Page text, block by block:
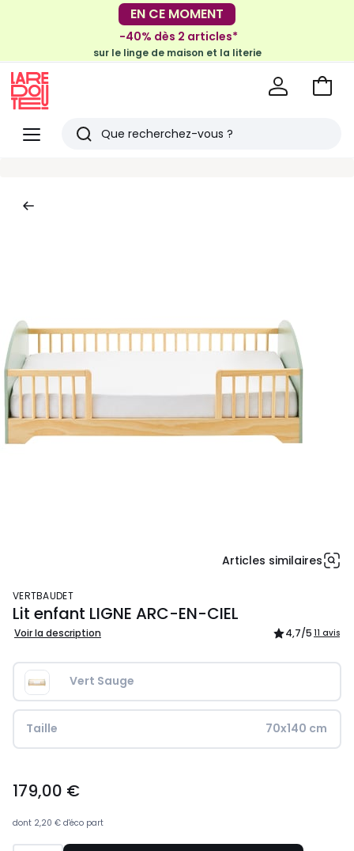
-30€ tous les 100€*
sur le meuble & la déco
EN CE MOMENT
-40% dès 2 articles*
sur le linge de maison et la literie
Menu
Redoute
Rechercher
Voir
Articles similaires
VERTBAUDET
Lit enfant LIGNE ARC-EN-CIEL
Voir la description 4,7/5 11 avis
Vert Sauge
Taille 70x140 cm
€.
179,00 €
dont 2,20 € d'éco part